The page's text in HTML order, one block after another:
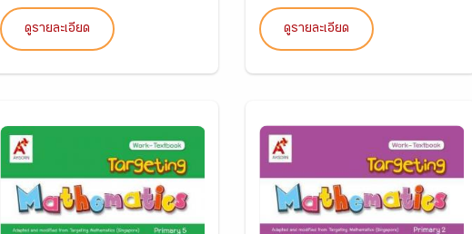
ดูรายละเอียด ดูรายละเอียด